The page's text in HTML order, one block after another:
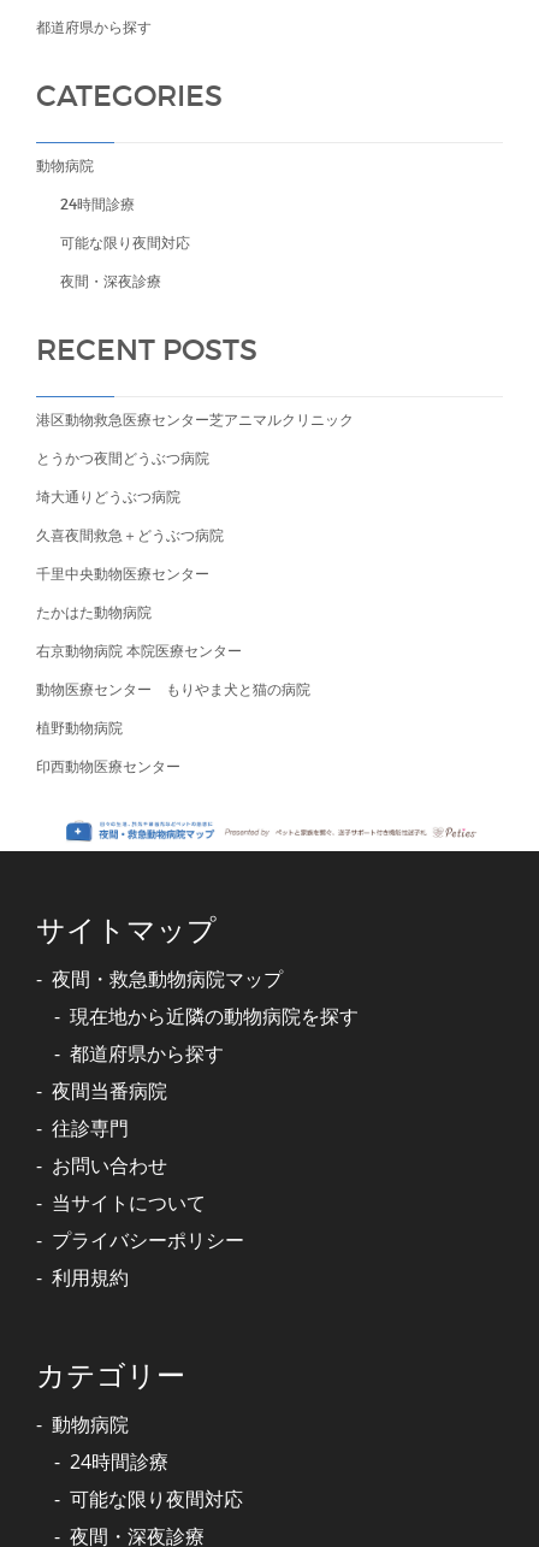
都道府県から探す
CATEGORIES
動物病院
24時間診療
可能な限り夜間対応
夜間・深夜診療
RECENT POSTS
港区動物救急医療センター芝アニマルクリニック
とうかつ夜間どうぶつ病院
埼大通りどうぶつ病院
久喜夜間救急＋どうぶつ病院
千里中央動物医療センター
たかはた動物病院
右京動物病院 本院医療センター
動物医療センター もりやま犬と猫の病院
植野動物病院
印西動物医療センター
サイトマップ
夜間・救急動物病院マップ
現在地から近隣の動物病院を探す
都道府県から探す
夜間当番病院
往診専門
お問い合わせ
当サイトについて
プライバシーポリシー
利用規約
カテゴリー
動物病院
24時間診療
可能な限り夜間対応
夜間・深夜診療